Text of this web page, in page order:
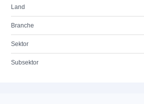
Land
Branche
Sektor
Subsektor